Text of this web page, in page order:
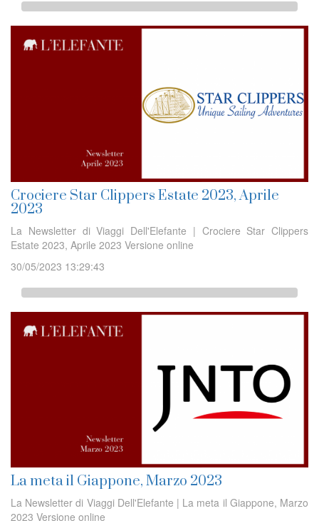
Crociere Star Clippers Estate 2023, Aprile
2023
La Newsletter di Viaggi Dell'Elefante | Crociere Star Clippers
Estate 2023, Aprile 2023 Versione online
30/05/2023 13:29:43
La meta il Giappone, Marzo 2023
La Newsletter di Viaggi Dell'Elefante | La meta il Giappone, Marzo
2023 Versione online